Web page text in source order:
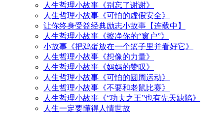
人生哲理小故事《别忘了谢谢》
人生哲理小故事《可怕的虚假安全》
让你终身受益经典励志小故事【连载中】
人生哲理小故事《擦净你的“窗户”》
小故事《把鸡蛋放在一个篮子里并看好它》
人生哲理小故事《想像的力量》
人生哲理小故事《妈妈的赞叹》
人生哲理小故事《可怕的圆周运动》
人生哲理小故事《不要和老鼠比赛》
人生哲理小故事《“功夫之王”也有先天缺陷》
人生一定要懂得人情世故